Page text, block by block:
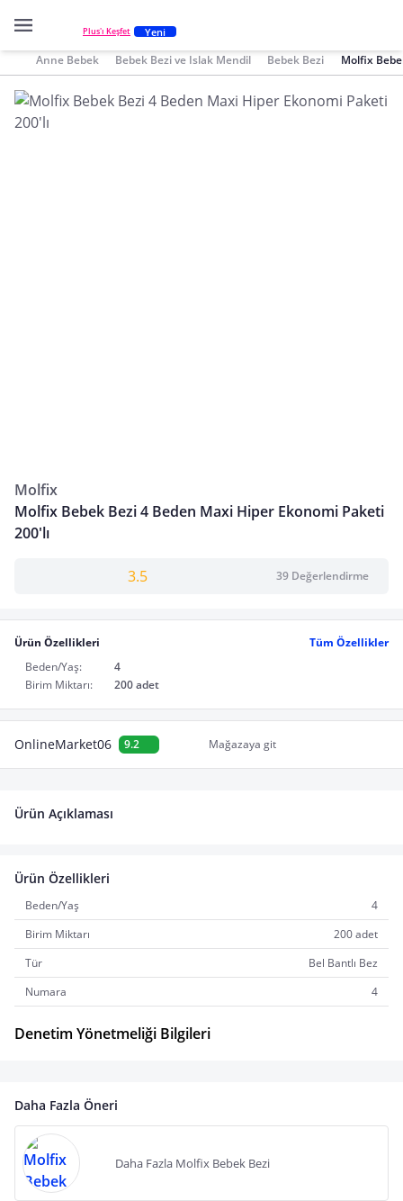
Plus'ı Keşfet Yeni
Anne Bebek Bebek Bezi ve Islak Mendil Bebek Bezi Molfix
Molfix
Molfix Bebek Bezi 4 Beden Maxi Hiper Ekonomi Paketi
200'lı
3.5 39 Değerlendirme
Ürün Özellikleri
Tüm Özellikler
Beden/Yaş:
4
Birim Miktarı:
200 adet
OnlineMarket06 9.2 Mağazaya git
Ürün Açıklaması
Ürün Özellikleri
Beden/Yaş
4
Birim Miktarı
200 adet
Tür
Bel Bantlı Bez
Numara
4
Denetim Yönetmeliği Bilgileri
Daha Fazla Öneri
Daha Fazla Molfix Bebek Bezi